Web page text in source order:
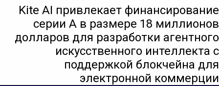
Kite AI привлекает финансирование
серии A в размере 18 миллионов
долларов для разработки агентного
искусственного интеллекта с
поддержкой блокчейна для
электронной коммерции